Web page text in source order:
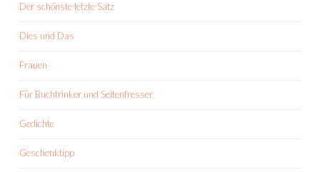
Der schönste letzte Satz
Dies und Das
Frauen
Für Buchtrinker und Seitenfresser
Gedichte
Geschenktipp